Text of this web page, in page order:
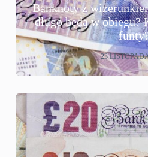
Banknoty z
długo będą w
23